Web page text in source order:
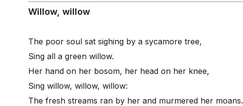
Willow, willow
The poor soul sat sighing by a sycamore tree,
Sing all a green willow.
Her hand on her bosom, her head on her knee,
Sing willow, willow, willow:
The fresh streams ran by her and murmered her moans.